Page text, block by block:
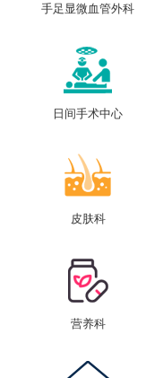
手足显微血管外科
日间手术中心
皮肤科
营养科